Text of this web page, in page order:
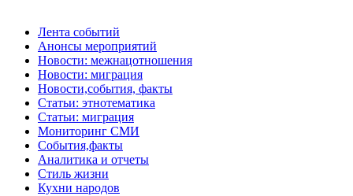
Лента событий
Анонсы мероприятий
Новости: межнацотношения
Новости: миграция
Новости,события, факты
Статьи: этнотематика
Статьи: миграция
Мониторинг СМИ
События,факты
Аналитика и отчеты
Стиль жизни
Кухни народов